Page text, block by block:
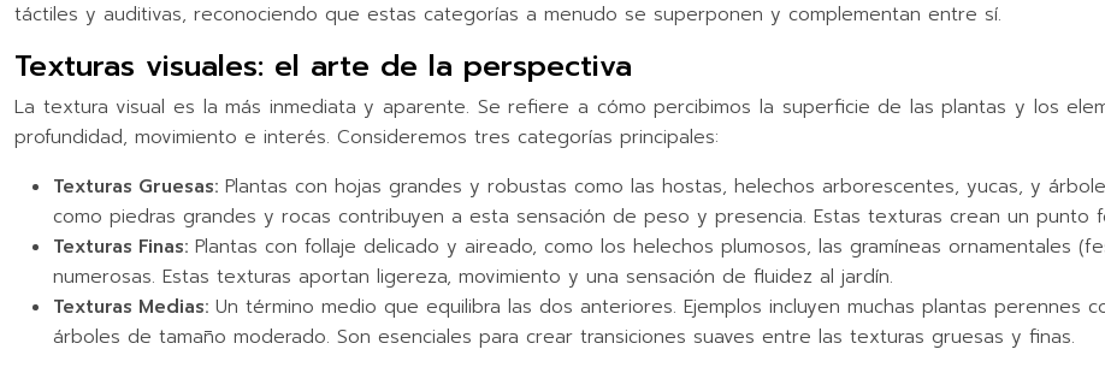
táctiles y auditivas, reconociendo que estas categorías a menudo se superponen y complementan entre sí.
Texturas visuales: el arte de la perspectiva
La textura visual es la más inmediata y aparente. Se refiere a cómo percibimos la superficie de las plantas y los
profundidad, movimiento e interés. Consideremos tres categorías principales:
Texturas Gruesas: Plantas con hojas grandes y robustas como las hostas, helechos arborescentes, yucas, y
como piedras grandes y rocas contribuyen a esta sensación de peso y presencia. Estas texturas crean un punto
Texturas Finas: Plantas con follaje delicado y aireado, como los helechos plumosos, las gramíneas ornamentales
numerosas. Estas texturas aportan ligereza, movimiento y una sensación de fluidez al jardín.
Texturas Medias: Un término medio que equilibra las dos anteriores. Ejemplos incluyen muchas plantas
árboles de tamaño moderado. Son esenciales para crear transiciones suaves entre las texturas gruesas y finas.